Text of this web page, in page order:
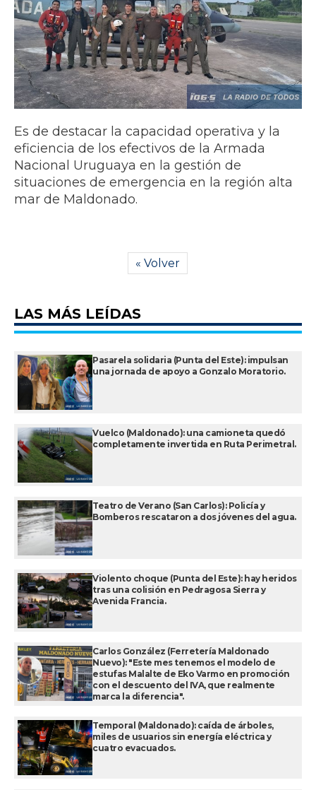
Es de destacar la capacidad operativa y la
eficiencia de los efectivos de la Armada
Nacional Uruguaya en la gestión de
situaciones de emergencia en la región alta
mar de Maldonado.
« Volver
LAS MÁS LEÍDAS
Pasarela solidaria (Punta del Este): impulsan
una jornada de apoyo a Gonzalo Moratorio.
Vuelco (Maldonado): una camioneta quedó
completamente invertida en Ruta Perimetral.
Teatro de Verano (San Carlos): Policía y
Bomberos rescataron a dos jóvenes del agua.
Violento choque (Punta del Este): hay heridos
tras una colisión en Pedragosa Sierra y
Avenida Francia.
Carlos González (Ferretería Maldonado
Nuevo): "Este mes tenemos el modelo de
estufas Malalte de Eko Varmo en promoción
con el descuento del IVA, que realmente
marca la diferencia".
Temporal (Maldonado): caída de árboles,
miles de usuarios sin energía eléctrica y
cuatro evacuados.